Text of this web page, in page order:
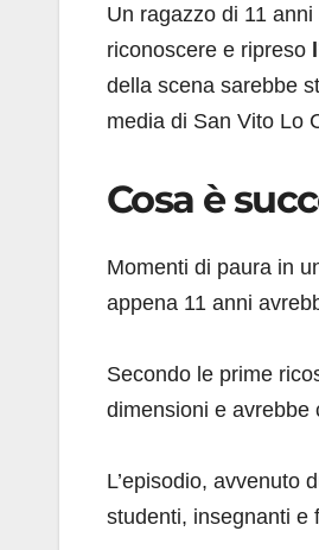
Un ragazzo di 11
riconoscere e ripreso
della scena sarebbe
media di San Vito Lo
Cosa è
Momenti di paura in
appena 11 anni
Secondo le prime
dimensioni e avrebbe
L’episodio, avvenuto
studenti, insegnanti e